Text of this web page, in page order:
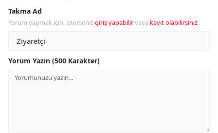
Takma Ad
Yorum yapmak için, istersenizgiriş yapabilirveya kayıt olabilirsiniz.
Yorum Yazın (500 Karakter)